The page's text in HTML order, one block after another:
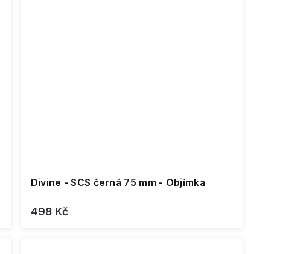
Divine - SCS černá 75 mm - Objímka
498 Kč